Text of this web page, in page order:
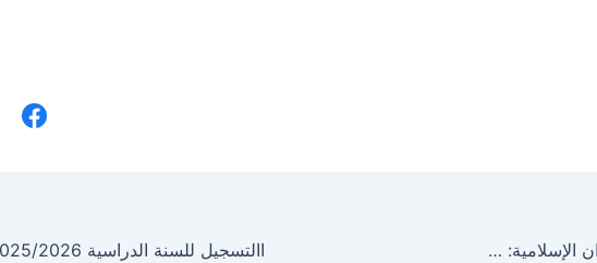
اللقاء الأكبر لأولياء طلاب مدارس الولدان الإسلامية: التعاون القوي في تنمية الجيل المتميز االتسجيل للسنة الدراسية 2025/2026 الآن مفتوح!